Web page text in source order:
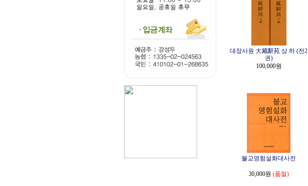
대장사원 大藏辭苑 상.하 (전2
권)
100,000원
불교영험설화대사전
30,000원 (품절)